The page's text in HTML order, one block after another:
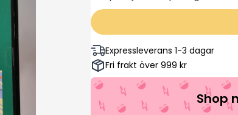
Expressleverans 1-3 dagar
Fri frakt över 999 kr
Shop